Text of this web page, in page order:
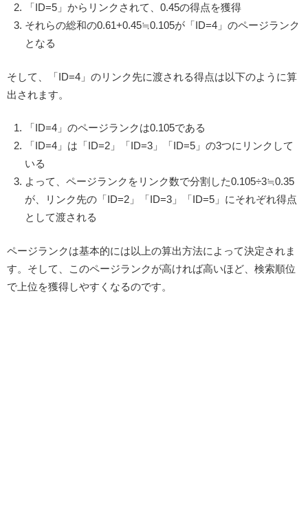
「ID=5」からリンクされて、0.45の得点を獲得
それらの総和の0.61+0.45≒0.105が「ID=4」のページランク
となる
そして、「ID=4」のリンク先に渡される得点は以下のように算
出されます。
「ID=4」のページランクは0.105である
「ID=4」は「ID=2」「ID=3」「ID=5」の3つにリンクして
いる
よって、ページランクをリンク数で分割した0.105÷3≒0.35
が、リンク先の「ID=2」「ID=3」「ID=5」にそれぞれ得点
として渡される
ページランクは基本的には以上の算出方法によって決定されま
す。そして、このページランクが高ければ高いほど、検索順位
で上位を獲得しやすくなるのです。